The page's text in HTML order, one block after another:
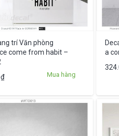
trí Văn phòng
come from habit –
₫ Mua hàng
a